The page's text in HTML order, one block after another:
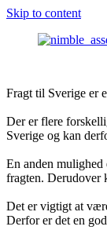
Skip to content
Fragt til Sverige er
Der er flere
Sverige og kan
En anden mulighed
fragten. Derudover
Det er vigtigt at
Derfor er det en